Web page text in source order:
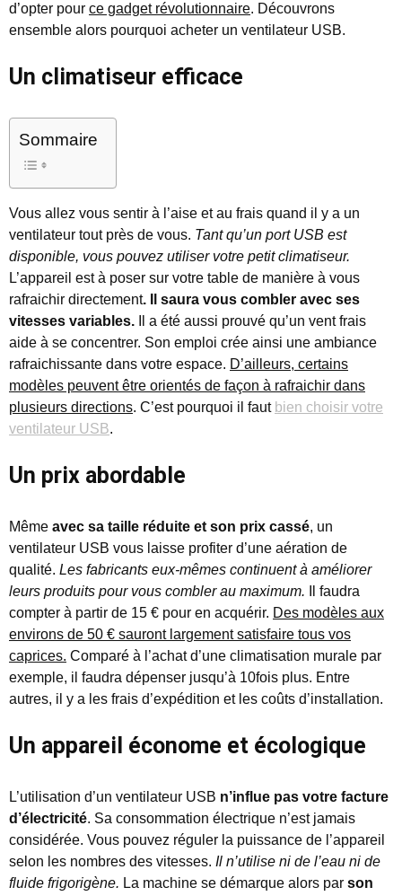
d’opter pour ce gadget révolutionnaire. Découvrons
ensemble alors pourquoi acheter un ventilateur USB.
Un climatiseur efficace
Sommaire
Vous allez vous sentir à l’aise et au frais quand il y a un
ventilateur tout près de vous. Tant qu’un port USB est
disponible, vous pouvez utiliser votre petit climatiseur.
L’appareil est à poser sur votre table de manière à vous
rafraichir directement. Il saura vous combler avec ses
vitesses variables. Il a été aussi prouvé qu’un vent frais
aide à se concentrer. Son emploi crée ainsi une ambiance
rafraichissante dans votre espace. D’ailleurs, certains
modèles peuvent être orientés de façon à rafraichir dans
plusieurs directions. C’est pourquoi il faut bien choisir votre
ventilateur USB.
Un prix abordable
Même avec sa taille réduite et son prix cassé, un
ventilateur USB vous laisse profiter d’une aération de
qualité. Les fabricants eux-mêmes continuent à améliorer
leurs produits pour vous combler au maximum. Il faudra
compter à partir de 15 € pour en acquérir. Des modèles aux
environs de 50 € sauront largement satisfaire tous vos
caprices. Comparé à l’achat d’une climatisation murale par
exemple, il faudra dépenser jusqu’à 10fois plus. Entre
autres, il y a les frais d’expédition et les coûts d’installation.
Un appareil économe et écologique
L’utilisation d’un ventilateur USB n’influe pas votre facture
d’électricité. Sa consommation électrique n’est jamais
considérée. Vous pouvez réguler la puissance de l’appareil
selon les nombres des vitesses. Il n’utilise ni de l’eau ni de
fluide frigorigène. La machine se démarque alors par son